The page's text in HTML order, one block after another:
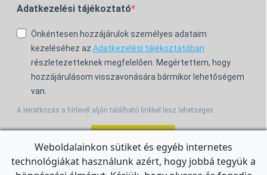
Adatkezelési tájékoztató
Önkéntesen hozzájárulok személyes adataim
kezeléséhez az Adatkezelési tájékoztatóban
részletezetteknek megfelelően. Megértettem, hogy
hozzájárulásom visszavonására bármikor lehetőségem
van.
A leiratkozás a hírlevél alján található linkkel lesz lehetséges.
For the English Newsletter, clickHERE.
Weboldalainkon sütiket és egyéb internetes
technológiákat használunk azért, hogy jobbá tegyük a